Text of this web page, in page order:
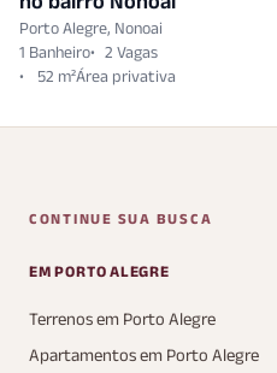
Porto Alegre, Nonoai
1 Banheiro
2 Vagas
52 m²
CONTINUE SUA BUSCA
EM PORTO ALEGRE
Terrenos em Porto Alegre
Apartamentos em Porto Alegre